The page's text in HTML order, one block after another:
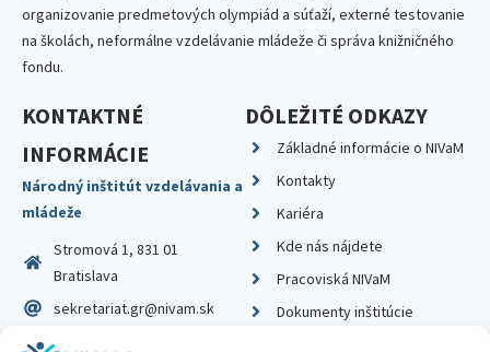
organizovanie predmetových olympiád a súťaží, externé testovanie
na školách, neformálne vzdelávanie mládeže či správa knižničného
fondu.
KONTAKTNÉ
INFORMÁCIE
Národný inštitút vzdelávania a
mládeže
Stromová 1, 831 01
Bratislava
sekretariat.gr@nivam.sk
IČO: 00164348
DÔLEŽITÉ ODKAZY
Základné informácie o NIVaM
Kontakty
Kariéra
Kde nás nájdete
Pracoviská NIVaM
Dokumenty inštitúcie